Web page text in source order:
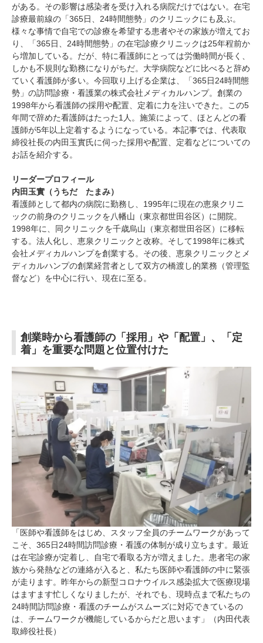
がある。その影響は感染者を受け入れる病院だけではない。在宅
診療最前線の「365日、24時間態勢」のクリニックにも及ぶ。
様々な事情で自宅での診療を希望する患者やその家族が増えてお
り、「365日、24時間態勢」の在宅診療クリニックは25年程前か
ら増加している。だが、特に看護師にとっては労働時間が長く、
しかも不規則な勤務になりがちだ。大学病院などに比べると辞め
ていく看護師が多い。今回取り上げる企業は、「365日24時間態
勢」の訪問診療・看護業の株式会社メディカルハンプ。創業の
1998年から看護師の採用や配置、定着に力を注いできた。この5
年間で辞めた看護師はたった1人。施策によって、ほとんどの看
護師が5年以上定着するようになっている。本記事では、代表取
締役社長の内田玉實氏に伺った採用や配置、定着などについての
お話を紹介する。
リーダープロフィール
内田玉實（うちだ たまみ）
看護師として都内の病院に勤務し、1995年に現在の恵泉クリニ
ックの前身のクリニックを八幡山（東京都世田谷区）に開院。
1998年に、同クリニックを千歳烏山（東京都世田谷区）に移転
する。法人化し、恵泉クリニックと改称。そして1998年に株式
会社メディカルハンプを創業する。その後、恵泉クリニックとメ
ディカルハンプの創業経営者として双方の橋渡し的業務（管理監
督など）を中心に行い、現在に至る。
創業時から看護師の「採用」や「配置」、「定
着」を重要な問題と位置付けた
「医師や看護師をはじめ、スタッフ全員のチームワークがあって
こそ、365日24時間訪問診療・看護の体制が成り立ちます。最近
は在宅診療が定着し、自宅で看取る方が増えました。患者宅の家
族から発熱などの連絡が入ると、私たち医師や看護師の中に緊張
が走ります。昨年からの新型コロナウイルス感染拡大で医療現場
はますます忙しくなりましたが、それでも、現時点まで私たちの
24時間訪問診療・看護のチームがスムーズに対応できているの
は、チームワークが機能しているからだと思います」（内田代表
取締役社長）